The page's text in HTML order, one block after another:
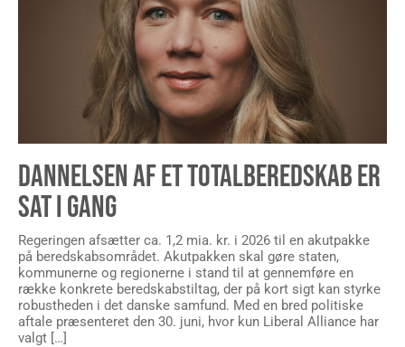
DANNELSEN AF ET TOTALBEREDSKAB ER
SAT I GANG
Regeringen afsætter ca. 1,2 mia. kr. i 2026 til en akutpakke
på beredskabsområdet. Akutpakken skal gøre staten,
kommunerne og regionerne i stand til at gennemføre en
række konkrete beredskabstiltag, der på kort sigt kan styrke
robustheden i det danske samfund. Med en bred politiske
aftale præsenteret den 30. juni, hvor kun Liberal Alliance har
valgt […]